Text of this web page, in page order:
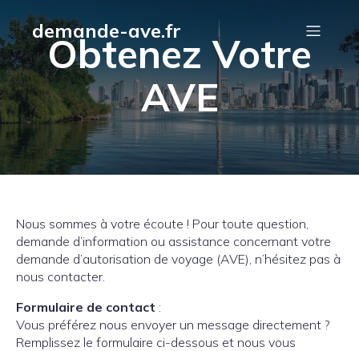
demande-ave.fr
Obtenez Votre
AVE
Nous sommes à votre écoute ! Pour toute question,
demande d’information ou assistance concernant votre
demande d’autorisation de voyage (AVE), n’hésitez pas à
nous contacter.
Formulaire de contact :
Vous préférez nous envoyer un message directement ?
Remplissez le formulaire ci-dessous et nous vous